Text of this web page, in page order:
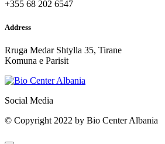
+355 68 202 6547
Address
Rruga Medar Shtylla 35, Tirane
Komuna e Parisit
Social Media
© Copyright 2022 by Bio Center Albania